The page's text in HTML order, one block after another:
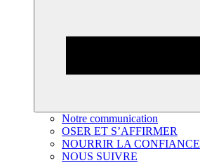
Notre communication
OSER ET S’AFFIRMER
NOURRIR LA CONFIANCE
NOUS SUIVRE